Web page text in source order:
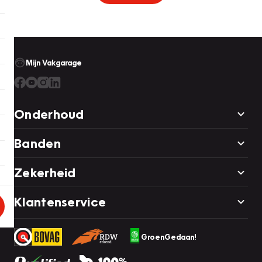
Mijn Vakgarage
Onderhoud
Banden
Zekerheid
Klantenservice
GroenGedaan!